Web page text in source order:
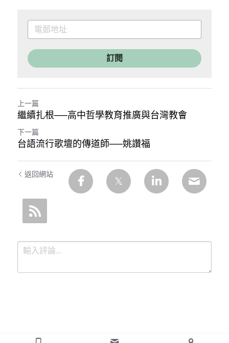
訂閱
上一篇
繼續扎根──高中哲學教育推廣與台灣教會
下一篇
台語流行歌壇的傳道師──姚讚福
返回網站